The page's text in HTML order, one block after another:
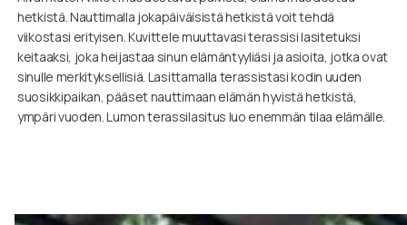
hetkistä. Nauttimalla jokapäiväisistä hetkistä voit tehdä
viikostasi erityisen. Kuvittele muuttavasi terassisi lasitetuksi
keitaaksi, joka heijastaa sinun elämäntyyliäsi ja asioita, jotka ovat
sinulle merkityksellisiä. Lasittamalla terassistasi kodin uuden
suosikkipaikan, pääset nauttimaan elämän hyvistä hetkistä,
ympäri vuoden. Lumon terassilasitus luo enemmän tilaa elämälle.